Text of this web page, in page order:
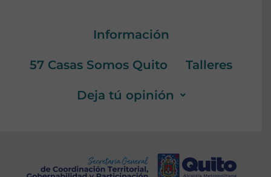
Información
57 Casas Somos Quito Talleres
Deja tú opinión